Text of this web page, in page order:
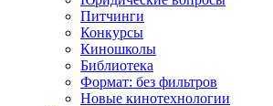
Питчинги
Конкурсы
Киношколы
Библиотека
Формат: без фильтров
Новые кинотехнологии